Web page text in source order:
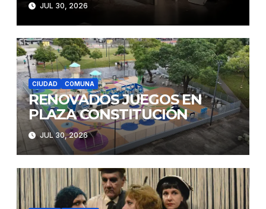
JUL 30, 2026
CIUDAD COMUNA
RENOVADOS JUEGOS EN
PLAZA CONSTITUCIÓN
JUL 30, 2026